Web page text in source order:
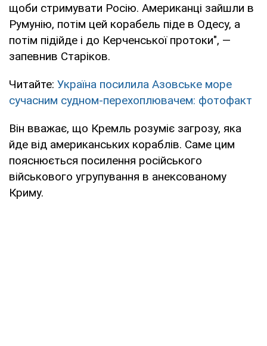
щоби стримувати Росію. Американці зайшли в
Румунію, потім цей корабель піде в Одесу, а
потім підійде і до Керченської протоки", —
запевнив Старіков.
Читайте: Україна посилила Азовське море
сучасним судном-перехоплювачем: фотофакт
Він вважає, що Кремль розуміє загрозу, яка
йде від американських кораблів. Саме цим
пояснюється посилення російського
військового угрупування в анексованому
Криму.